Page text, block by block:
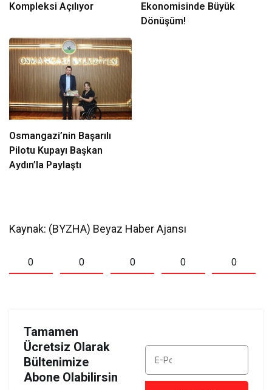
Kompleksi Açılıyor
Ekonomisinde Büyük
Dönüşüm!
Osmangazi’nin Başarılı
Pilotu Kupayı Başkan
Aydın’la Paylaştı
Kaynak: (BYZHA) Beyaz Haber Ajansı
0 0 0 0 0
Tamamen
Ücretsiz Olarak
Bültenimize
Abone Olabilirsin